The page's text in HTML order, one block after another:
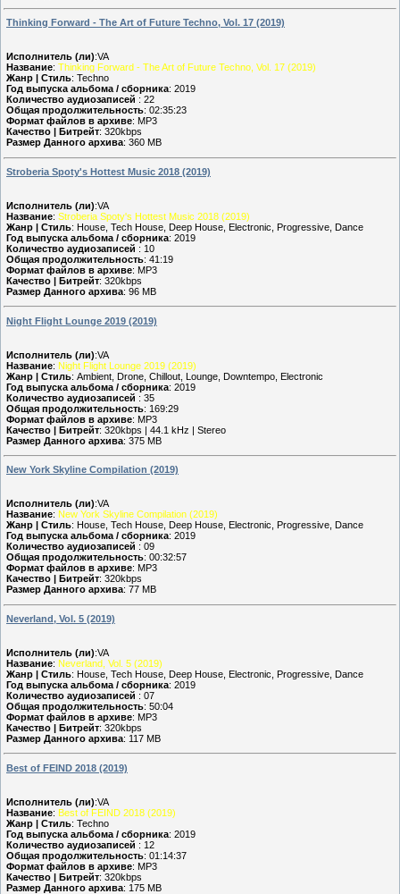
Thinking Forward - The Art of Future Techno, Vol. 17 (2019)
Исполнитель (ли):VA
Название: Thinking Forward - The Art of Future Techno, Vol. 17 (2019)
Жанр | Стиль: Techno
Год выпуска альбома / сборника: 2019
Количество аудиозаписей : 22
Общая продолжительность: 02:35:23
Формат файлов в архиве: MP3
Качество | Битрейт: 320kbps
Размер Данного архива: 360 MB
Stroberia Spoty's Hottest Music 2018 (2019)
Исполнитель (ли):VA
Название: Stroberia Spoty's Hottest Music 2018 (2019)
Жанр | Стиль: House, Tech House, Deep House, Electronic, Progressive, Dance
Год выпуска альбома / сборника: 2019
Количество аудиозаписей : 10
Общая продолжительность: 41:19
Формат файлов в архиве: MP3
Качество | Битрейт: 320kbps
Размер Данного архива: 96 MB
Night Flight Lounge 2019 (2019)
Исполнитель (ли):VA
Название: Night Flight Lounge 2019 (2019)
Жанр | Стиль: Ambient, Drone, Chillout, Lounge, Downtempo, Electronic
Год выпуска альбома / сборника: 2019
Количество аудиозаписей : 35
Общая продолжительность: 169:29
Формат файлов в архиве: MP3
Качество | Битрейт: 320kbps | 44.1 kHz | Stereo
Размер Данного архива: 375 MB
New York Skyline Compilation (2019)
Исполнитель (ли):VA
Название: New York Skyline Compilation (2019)
Жанр | Стиль: House, Tech House, Deep House, Electronic, Progressive, Dance
Год выпуска альбома / сборника: 2019
Количество аудиозаписей : 09
Общая продолжительность: 00:32:57
Формат файлов в архиве: MP3
Качество | Битрейт: 320kbps
Размер Данного архива: 77 MB
Neverland, Vol. 5 (2019)
Исполнитель (ли):VA
Название: Neverland, Vol. 5 (2019)
Жанр | Стиль: House, Tech House, Deep House, Electronic, Progressive, Dance
Год выпуска альбома / сборника: 2019
Количество аудиозаписей : 07
Общая продолжительность: 50:04
Формат файлов в архиве: MP3
Качество | Битрейт: 320kbps
Размер Данного архива: 117 MB
Best of FEIND 2018 (2019)
Исполнитель (ли):VA
Название: Best of FEIND 2018 (2019)
Жанр | Стиль: Techno
Год выпуска альбома / сборника: 2019
Количество аудиозаписей : 12
Общая продолжительность: 01:14:37
Формат файлов в архиве: MP3
Качество | Битрейт: 320kbps
Размер Данного архива: 175 MB